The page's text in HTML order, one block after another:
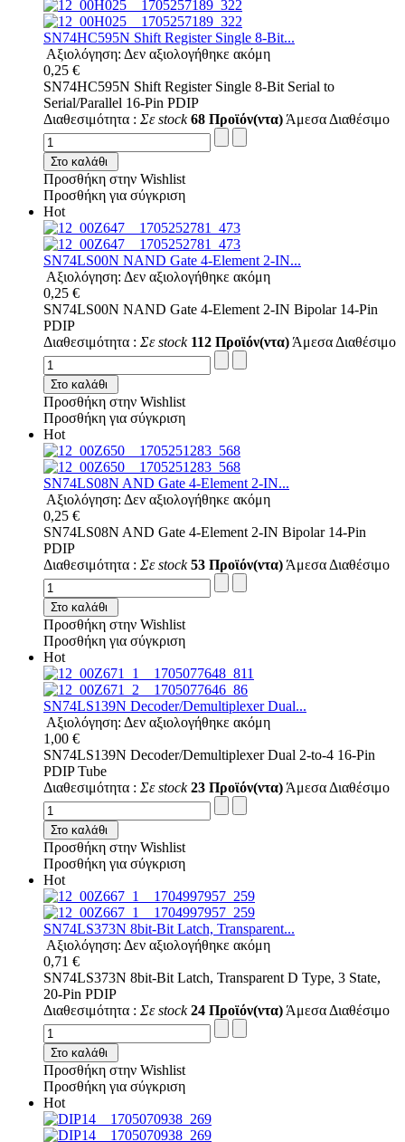
SN74HC595N Shift Register Single 8-Bit...
Αξιολόγηση: Δεν αξιολογήθηκε ακόμη
0,25 €
SN74HC595N Shift Register Single 8-Bit Serial to
Serial/Parallel 16-Pin PDIP
Διαθεσιμότητα : Σε stock 68 Προϊόν(ντα) Άμεσα Διαθέσιμο
Στο καλάθι
Προσθήκη στην Wishlist
Προσθήκη για σύγκριση
Hot
SN74LS00N NAND Gate 4-Element 2-IN...
Αξιολόγηση: Δεν αξιολογήθηκε ακόμη
0,25 €
SN74LS00N NAND Gate 4-Element 2-IN Bipolar 14-Pin
PDIP
Διαθεσιμότητα : Σε stock 112 Προϊόν(ντα) Άμεσα Διαθέσιμο
Στο καλάθι
Προσθήκη στην Wishlist
Προσθήκη για σύγκριση
Hot
SN74LS08N AND Gate 4-Element 2-IN...
Αξιολόγηση: Δεν αξιολογήθηκε ακόμη
0,25 €
SN74LS08N AND Gate 4-Element 2-IN Bipolar 14-Pin
PDIP
Διαθεσιμότητα : Σε stock 53 Προϊόν(ντα) Άμεσα Διαθέσιμο
Στο καλάθι
Προσθήκη στην Wishlist
Προσθήκη για σύγκριση
Hot
SN74LS139N Decoder/Demultiplexer Dual...
Αξιολόγηση: Δεν αξιολογήθηκε ακόμη
1,00 €
SN74LS139N Decoder/Demultiplexer Dual 2-to-4 16-Pin
PDIP Tube
Διαθεσιμότητα : Σε stock 23 Προϊόν(ντα) Άμεσα Διαθέσιμο
Στο καλάθι
Προσθήκη στην Wishlist
Προσθήκη για σύγκριση
Hot
SN74LS373N 8bit-Bit Latch, Transparent...
Αξιολόγηση: Δεν αξιολογήθηκε ακόμη
0,71 €
SN74LS373N 8bit-Bit Latch, Transparent D Type, 3 State,
20-Pin PDIP
Διαθεσιμότητα : Σε stock 24 Προϊόν(ντα) Άμεσα Διαθέσιμο
Στο καλάθι
Προσθήκη στην Wishlist
Προσθήκη για σύγκριση
Hot